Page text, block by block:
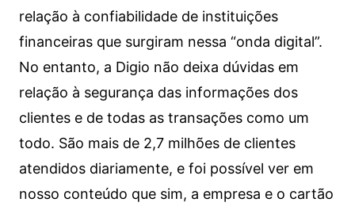
relação à confiabilidade de instituições
financeiras que surgiram nessa “onda digital”.
No entanto, a Digio não deixa dúvidas em
relação à segurança das informações dos
clientes e de todas as transações como um
todo. São mais de 2,7 milhões de clientes
atendidos diariamente, e foi possível ver em
nosso conteúdo que sim, a empresa e o cartão